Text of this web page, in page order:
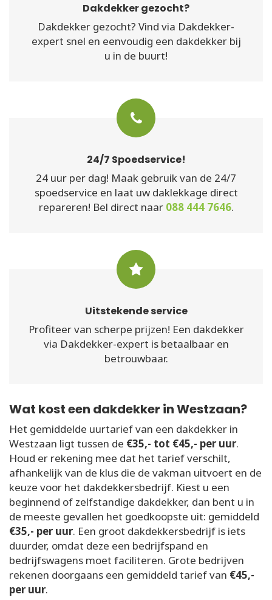
Dakdekker gezocht?
Dakdekker gezocht? Vind via Dakdekker-
expert snel en eenvoudig een dakdekker bij
u in de buurt!
24/7 Spoedservice!
24 uur per dag! Maak gebruik van de 24/7
spoedservice en laat uw daklekkage direct
repareren! Bel direct naar 088 444 7646.
Uitstekende service
Profiteer van scherpe prijzen! Een dakdekker
via Dakdekker-expert is betaalbaar en
betrouwbaar.
Wat kost een dakdekker in Westzaan?
Het gemiddelde uurtarief van een dakdekker in
Westzaan ligt tussen de €35,- tot €45,- per uur.
Houd er rekening mee dat het tarief verschilt,
afhankelijk van de klus die de vakman uitvoert en de
keuze voor het dakdekkersbedrijf. Kiest u een
beginnend of zelfstandige dakdekker, dan bent u in
de meeste gevallen het goedkoopste uit: gemiddeld
€35,- per uur. Een groot dakdekkersbedrijf is iets
duurder, omdat deze een bedrijfspand en
bedrijfswagens moet faciliteren. Grote bedrijven
rekenen doorgaans een gemiddeld tarief van €45,-
per uur.